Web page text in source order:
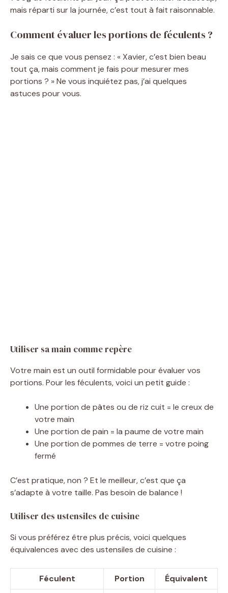
mais réparti sur la journée, c’est tout à fait raisonnable.
Comment évaluer les portions de féculents ?
Je sais ce que vous pensez : « Xavier, c’est bien beau
tout ça, mais comment je fais pour mesurer mes
portions ? » Ne vous inquiétez pas, j’ai quelques
astuces pour vous.
Utiliser sa main comme repère
Votre main est un outil formidable pour évaluer vos
portions. Pour les féculents, voici un petit guide :
Une portion de pâtes ou de riz cuit = le creux de
votre main
Une portion de pain = la paume de votre main
Une portion de pommes de terre = votre poing
fermé
C’est pratique, non ? Et le meilleur, c’est que ça
s’adapte à votre taille. Pas besoin de balance !
Utiliser des ustensiles de cuisine
Si vous préférez être plus précis, voici quelques
équivalences avec des ustensiles de cuisine :
Féculent Portion
Équivalent